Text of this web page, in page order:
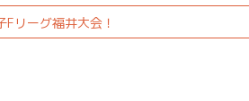
リーグ福井大会！